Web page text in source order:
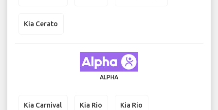
Kia Cerato
ALPHA
Kia Carnival Kia Rio Kia Rio